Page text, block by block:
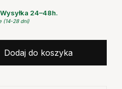
24–48h.
(14-28 dni)
Dodaj do koszyka